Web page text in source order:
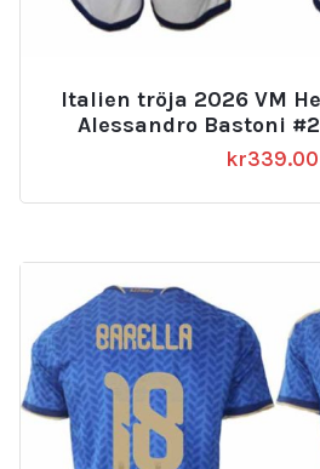
Italien tröja 2026 VM
Alessandro Bastoni
kr339.00